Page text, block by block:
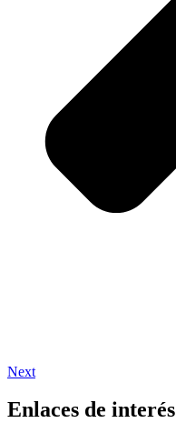
Next
Enlaces de interés